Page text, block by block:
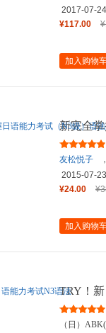
2017-07-24
¥117.00
加入购物
新完全
友松悦子
2015-07-23
¥24.00
加入购物
TRY！
（日）ABK(